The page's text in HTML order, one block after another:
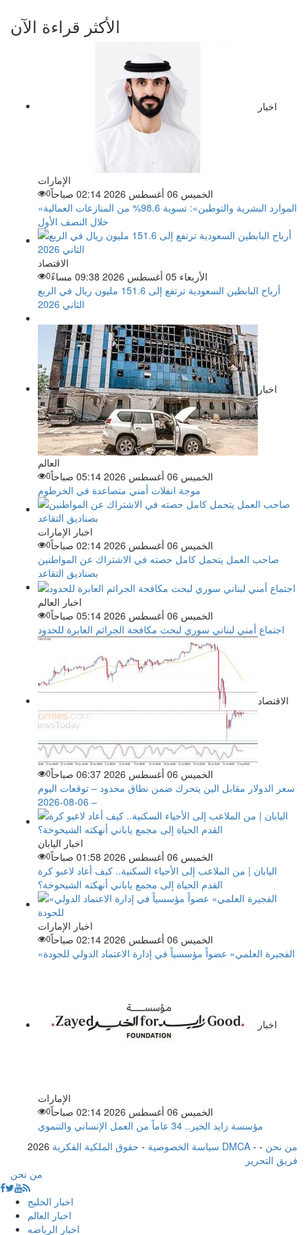
الأكثر قراءة الآن
اخبار
الإمارات
الخميس 06 أغسطس 2026 02:14 صباحاً
0
«الموارد البشرية والتوطين»: تسوية 98.6% من المنازعات العمالية
خلال النصف الأول
الاقتصاد
الأربعاء 05 أغسطس 2026 09:38 مساءً
0
أرباح البابطين السعودية ترتفع إلى 151.6 مليون ريال في الربع
الثاني 2026
اخبار
العالم
الخميس 06 أغسطس 2026 05:14 صباحاً
0
موجة انفلات أمني متصاعدة في الخرطوم
اخبار الإمارات
الخميس 06 أغسطس 2026 02:14 صباحاً
0
صاحب العمل يتحمل كامل حصته في الاشتراك عن المواطنين
بصناديق التقاعد
اخبار العالم
الخميس 06 أغسطس 2026 05:14 صباحاً
0
اجتماع أمني لبناني سوري لبحث مكافحة الجرائم العابرة للحدود
الاقتصاد
الخميس 06 أغسطس 2026 06:37 صباحاً 0
سعر الدولار مقابل الين يتحرك ضمن نطاق محدود – توقعات اليوم
– 06-08-2026
اخبار اليابان
الخميس 06 أغسطس 2026 01:58 صباحاً
0
اليابان | من الملاعب إلى الأحياء السكنية.. كيف أعاد لاعبو كرة
القدم الحياة إلى مجمع ياباني أنهكته الشيخوخة؟
اخبار الإمارات
الخميس 06 أغسطس 2026 02:14 صباحاً
0
«الفجيرة العلمي» عضواً مؤسسياً في إدارة الاعتماد الدولي للجودة
اخبار
الإمارات
الخميس 06 أغسطس 2026 02:14 صباحاً
0
مؤسسة زايد الخير.. 34 عاماً من العمل الإنساني والتنموي
2026
سياسة الخصوصية - حقوق الملكية الفكرية DMCA - من نحن -
فريق التحرير
من نحن
اخبار الخليج
اخبار العالم
اخبار الرياضه